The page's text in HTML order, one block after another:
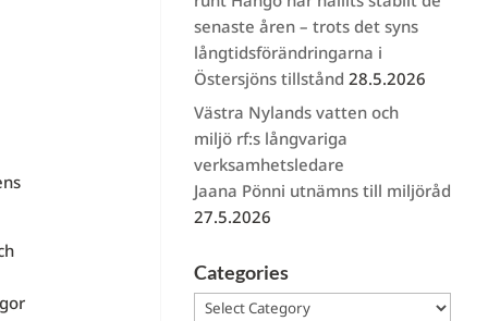
senaste åren – trots det syns
långtidsförändringarna i
Östersjöns tillstånd 28.5.2026
Västra Nylands vatten och
miljö rf:s långvariga
verksamhetsledare
Jaana Pönni utnämns till miljöråd
27.5.2026
Categories
Categories